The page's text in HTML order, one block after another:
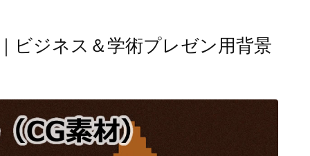
ビジネス＆学術プレゼン用背景